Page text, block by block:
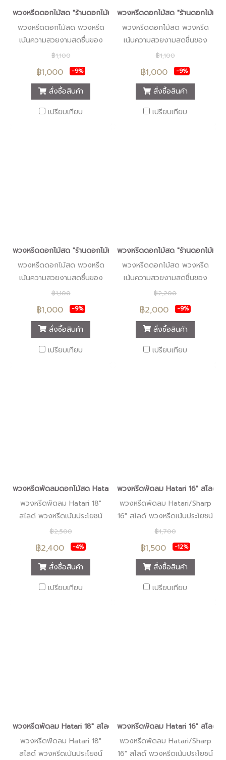
พวงหรีดดอกไม้สด "ร้านดอกไม้หรีดนคร" #ร้านพวงหรีดนครศรีธรรมร
พวงหรีดดอกไม้สด พวงหรีด
เน้นความสวยงามสดชื่นของ
ดอกไม้สด พวงหรีดรูปแบบทัน
สมัย บริการส่งพวงหรีดถึงที่
เพื่อให้สมเกียรติผู้มอบและผู้รับ
มอบพวงหรีด
฿1,100
฿1,000 -9%
สั่งซื้อสินค้า
เปรียบเทียบ
พวงหรีดดอกไม้สด "ร้านดอกไม้หรีด
พวงหรีดดอกไม้สด พวงหรีด
เน้นความสวยงามสดชื่นของ
ดอกไม้สด พวงหรีดรูปแบบทัน
สมัย บริการส่งพวงหรีดถึงที่
เพื่อให้สมเกียรติผู้มอบและผู้รับ
มอบพวงหรีด
฿1,100
฿1,000 -9%
สั่งซื้อสินค้า
เปรียบเทียบ
พวงหรีดดอกไม้สด "ร้านดอกไม้หรีดนคร" #ร้านพวงหรีดนครศรีธรรมร
พวงหรีดดอกไม้สด พวงหรีด
เน้นความสวยงามสดชื่นของ
ดอกไม้สด พวงหรีดรูปแบบทัน
สมัย บริการส่งพวงหรีดถึงที่
เพื่อให้สมเกียรติผู้มอบและผู้รับ
มอบพวงหรีด
฿1,100
฿1,000 -9%
สั่งซื้อสินค้า
เปรียบเทียบ
พวงหรีดดอกไม้สด "ร้านดอกไม้หรีด
พวงหรีดดอกไม้สด พวงหรีด
เน้นความสวยงามสดชื่นของ
ดอกไม้สด พวงหรีดรูปแบบทัน
สมัย บริการส่งพวงหรีดถึงที่
เพื่อให้สมเกียรติผู้มอบและผู้รับ
มอบพวงหรีด
฿2,200
฿2,000 -9%
สั่งซื้อสินค้า
เปรียบเทียบ
พวงหรีดพัดลมดอกไม้สด Hatari 18" สไลด์ "ร้านดอกไม้หรีดนคร" #ร้า
พวงหรีดพัดลม Hatari 18"
สไลด์ พวงหรีดเน้นประโยชน์
พวงหรีดคุ้มค่า พวงหรีดทันสมัย
พวงหรีดคุณภาพ พวงหรีดมี
หลายแบบให้เลือก ที่เดียวครบ
พนักงานใส่ใจบริการ ต้องมาร้าน
หรีดนคร นครศรีธรรมราช
฿2,500
฿2,400 -4%
สั่งซื้อสินค้า
เปรียบเทียบ
พวงหรีดพัดลม Hatari 16" สไลด์ "
พวงหรีดพัดลม Hatari/Sharp
16" สไลด์ พวงหรีดเน้นประโยชน์
พวงหรีดคุ้มค่า พวงหรีดทันสมัย
พวงหรีดคุณภาพ พวงหรีดมี
หลายแบบให้เลือก ที่เดียวครบ
พนักงานใส่ใจบริการ ต้องมาร้าน
หรีดนคร นครศรีธรรมราช
฿1,700
฿1,500 -12%
สั่งซื้อสินค้า
เปรียบเทียบ
พวงหรีดพัดลม Hatari 18" สไลด์ "ร้านดอกไม้หรีดนคร" #ร้านพวงหรีด
พวงหรีดพัดลม Hatari 18"
สไลด์ พวงหรีดเน้นประโยชน์
พวงหรีดพัดลม Hatari 16" สไลด์ "
พวงหรีดพัดลม Hatari/Sharp
16" สไลด์ พวงหรีดเน้นประโยชน์